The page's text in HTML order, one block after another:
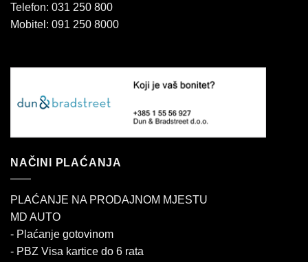
Telefon: 031 250 800
Mobitel: 091 250 8000
NAČINI PLAĆANJA
PLAĆANJE NA PRODAJNOM MJESTU
MD AUTO
- Plaćanje gotovinom
- PBZ Visa kartice do 6 rata